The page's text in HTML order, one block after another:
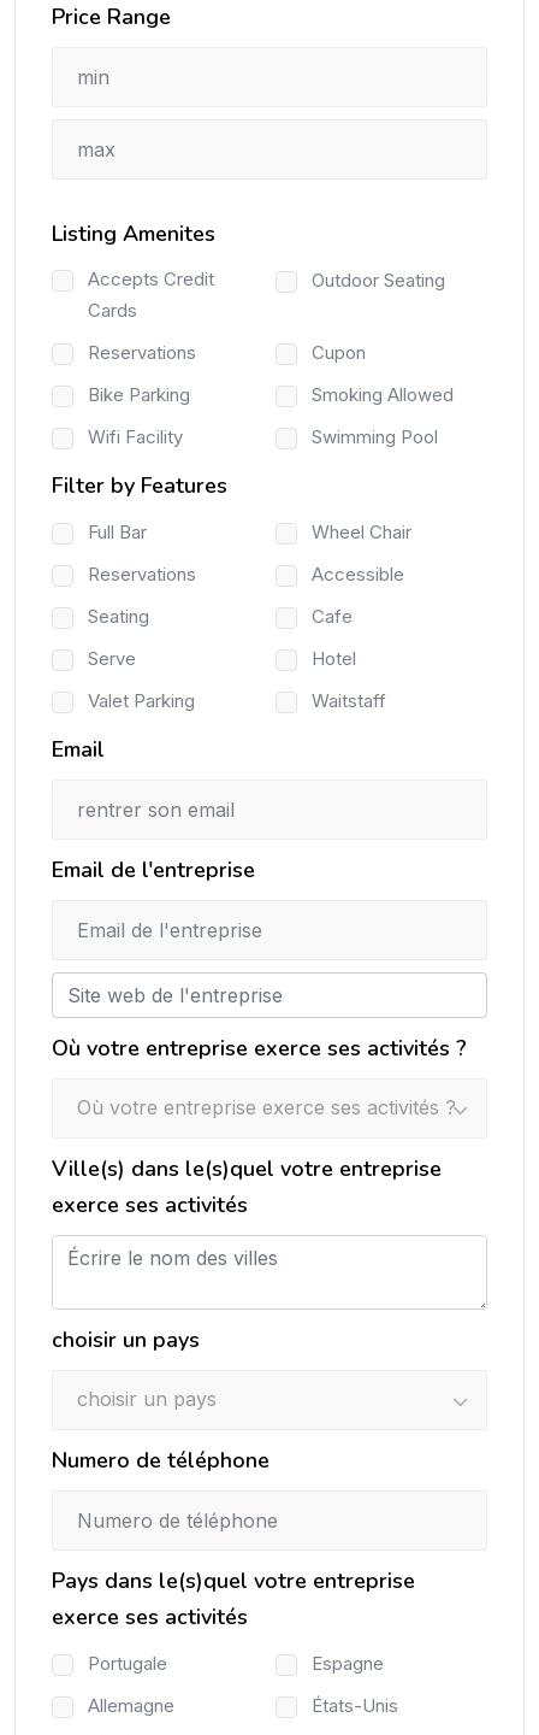
Price Range
Listing Amenites
Accepts Credit
Cards
Outdoor Seating
Reservations
Cupon
Bike Parking
Smoking Allowed
Wifi Facility
Swimming Pool
Filter by Features
Full Bar
Wheel Chair
Reservations
Accessible
Seating
Cafe
Serve
Hotel
Valet Parking
Waitstaff
Email
Email de l'entreprise
Où votre entreprise exerce ses activités ?
Où votre entreprise exerce ses activités ?
Ville(s) dans le(s)quel votre entreprise
exerce ses activités
choisir un pays
choisir un pays
Numero de téléphone
Pays dans le(s)quel votre entreprise
exerce ses activités
Portugale
Espagne
Allemagne
États-Unis